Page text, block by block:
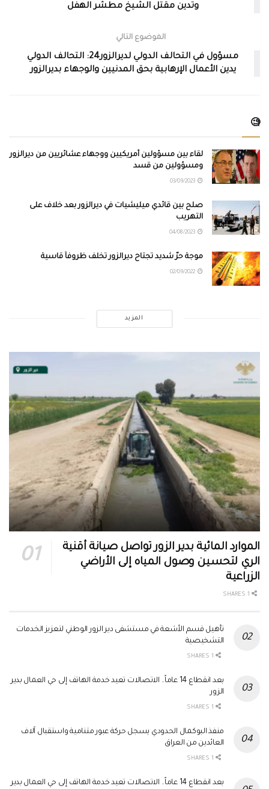
وتدين مقتل الشيخ مطشر الهفل
الموضوع التالي
مسؤول في التحالف الدولي لديرالزور24: التحالف الدولي
يدين الأعمال الإرهابية بحق المدنيين والوجهاء بديرالزور
🧐
لقاء بين مسؤولين أمريكيين ووجهاء عشائريين من ديرالزور
ومسؤولين من قسد
صلح بين قائدي ميليشيات في ديرالزور بعد خلاف على
التهريب
موجة حرّ شديد تجتاح ديرالزور تخلف ظروفاً قاسية
المزيد
الموارد المائية بدير الزور تواصل صيانة أقنية
الري لتحسين وصول المياه إلى الأراضي
الزراعية
تأهيل قسم الأشعة في مستشفى دير الزور الوطني لتعزيز الخدمات
التشخيصية
بعد انقطاع 14 عاماً.. الاتصالات تعيد خدمة الهاتف إلى حي العمال بدير
الزور
منفذ البوكمال الحدودي يسجل حركة عبور متنامية واستقبال آلاف
العائدين من العراق
بعد انقطاع 14 عاماً.. الاتصالات تعيد خدمة الهاتف إلى حي العمال بدير